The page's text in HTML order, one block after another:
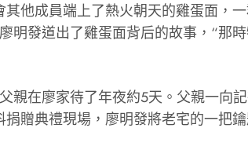
他成員端上了熱火朝天的雞蛋面，
明發道出了雞蛋面背后的故事，“那
親在廖家待了年夜約5天。父親一向
贈典禮現場，廖明發將老宅的一把